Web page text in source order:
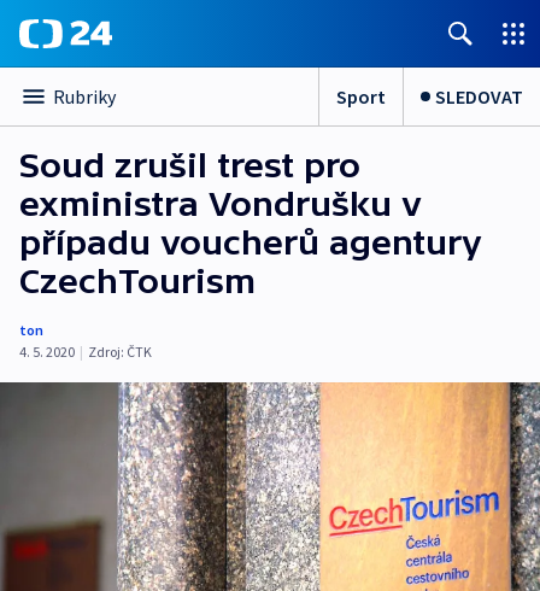
Rubriky Sport SLEDOVAT
Soud zrušil trest pro
exministra Vondrušku v
případu voucherů agentury
CzechTourism
ton
4. 5. 2020 | Zdroj: ČTK